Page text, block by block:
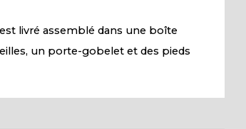
livré assemblé dans une boîte
un porte-gobelet et des pieds